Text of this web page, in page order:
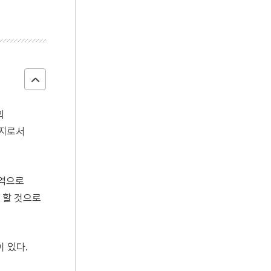
로서
으로
것으로
있다.